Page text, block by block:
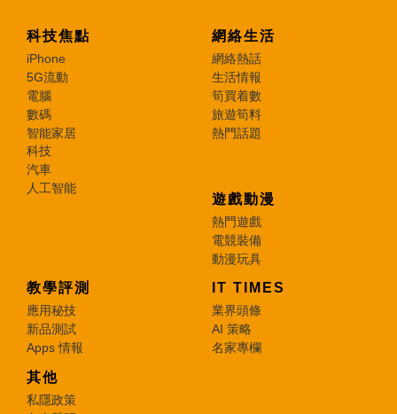
科技焦點
iPhone
5G流動
電腦
數碼
智能家居
科技
汽車
人工智能
網絡生活
網絡熱話
生活情報
筍買着數
旅遊筍料
熱門話題
遊戲動漫
熱門遊戲
電競裝備
動漫玩具
教學評測
應用秘技
新品測試
Apps 情報
IT TIMES
業界頭條
AI 策略
名家專欄
其他
私隱政策